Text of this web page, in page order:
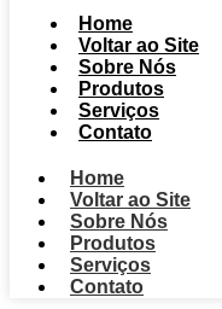
Home
Voltar ao Site
Sobre Nós
Produtos
Serviços
Contato
Home
Voltar ao Site
Sobre Nós
Produtos
Serviços
Contato